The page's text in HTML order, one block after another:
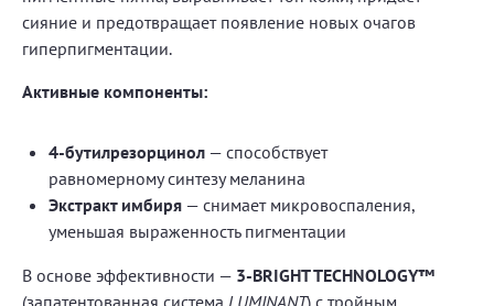
сияние и предотвращает появление новых очагов
гиперпигментации.
Активные компоненты:
4-бутилрезорцинол — способствует
равномерному синтезу меланина
Экстракт имбиря — снимает микровоспаления,
уменьшая выраженность пигментации
В основе эффективности — 3-BRIGHT TECHNOLOGY™
(запатентованная система LUMINANT) с тройным